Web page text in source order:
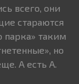
всего, они
стараются
парка» таким
но
А есть А.